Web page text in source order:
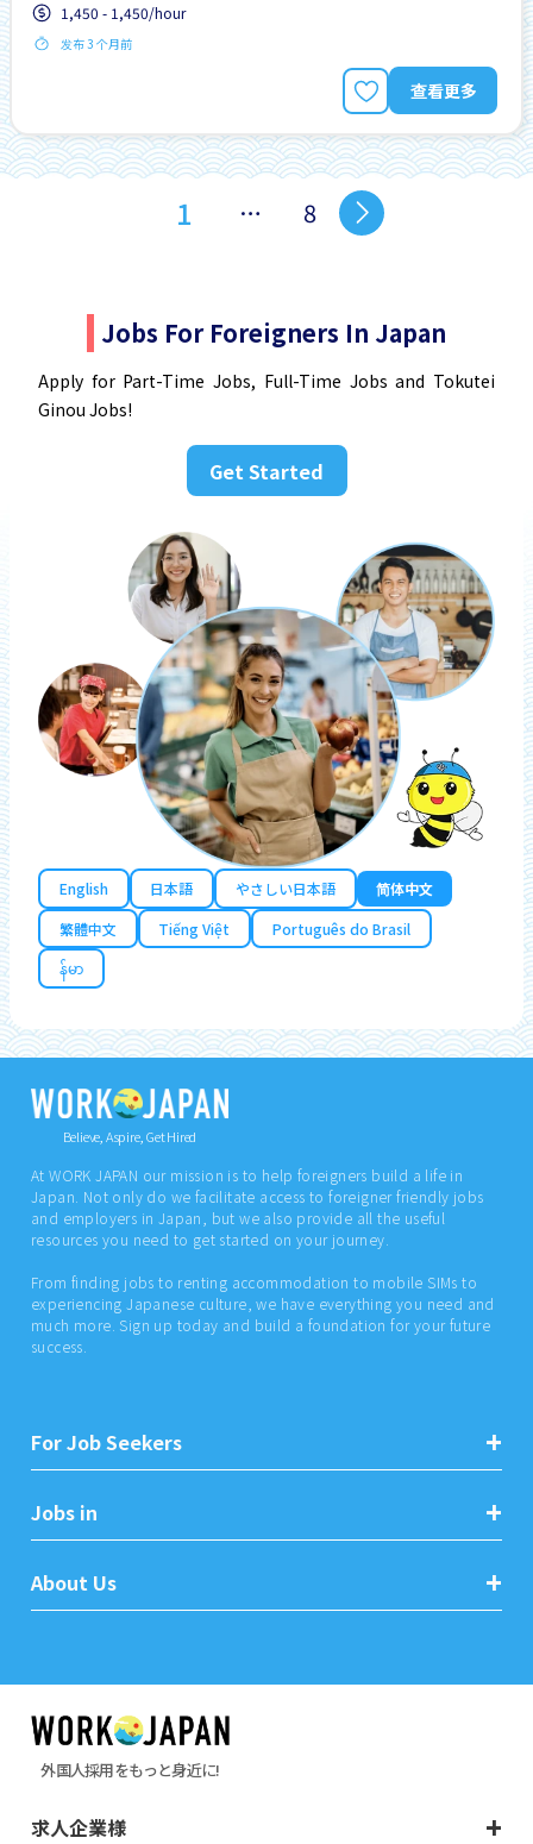
1,450 - 1,450/hour
发布 3 个月前
查看更多
1 … 8
Jobs For Foreigners In Japan
Apply for Part-Time Jobs, Full-Time Jobs and Tokutei
Ginou Jobs!
Get Started
English 日本語 やさしい日本語
简体中文
繁體中文
Tiếng Việt
Português do Brasil
န်မာ
Believe, Aspire, Get Hired
At WORK JAPAN our mission is to help foreigners build a life in
Japan. Not only do we facilitate access to foreigner friendly jobs
and employers in Japan, but we also provide all the useful
resources you need to get started on your journey.
From finding jobs to renting accommodation to mobile SIMs to
experiencing Japanese culture, we have everything you need and
much more. Sign up today and build a foundation for your future
success.
For Job Seekers
Jobs in
About Us
外国人採用をもっと身近に!
求人企業様